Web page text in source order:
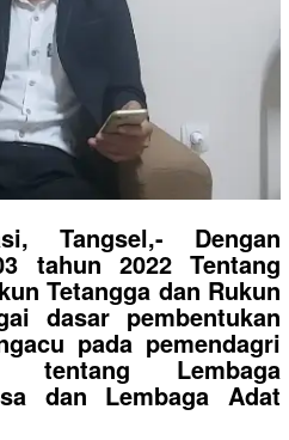
Tangsel,- Dengan
tahun 2022 Tentang
Tetangga dan Rukun
dasar pembentukan
pada pemendagri
Lembaga
dan Lembaga Adat